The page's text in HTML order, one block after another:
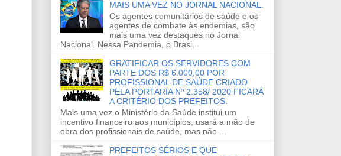
MAIS UMA VEZ NO JORNAL NACIONAL.
Os agentes comunitários de saúde e os
agentes de combate às endemias, são
mais uma vez destaques no Jornal
Nacional. Nessa Pandemia, o Brasi...
GRATIFICAR OS SERVIDORES COM
PARTE DOS R$ 6.000,00 POR
PROFISSIONAL DE SAÚDE CRIADO
PELA PORTARIA Nº 2.358/ 2020 FICARÁ
A CRITÉRIO DOS PREFEITOS.
Mais uma vez o Ministério da Saúde institui um
incentivo financeiro aos municípios, usará a mão de
obra dos profissionais de saúde, mas não ...
PREFEITOS SÉRIOS E QUE